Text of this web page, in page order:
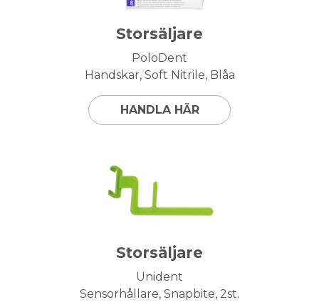
Storsäljare
PoloDent
Handskar, Soft Nitrile, Blåa
HANDLA HÄR
Storsäljare
Unident
Sensorhållare, Snapbite, 2st.